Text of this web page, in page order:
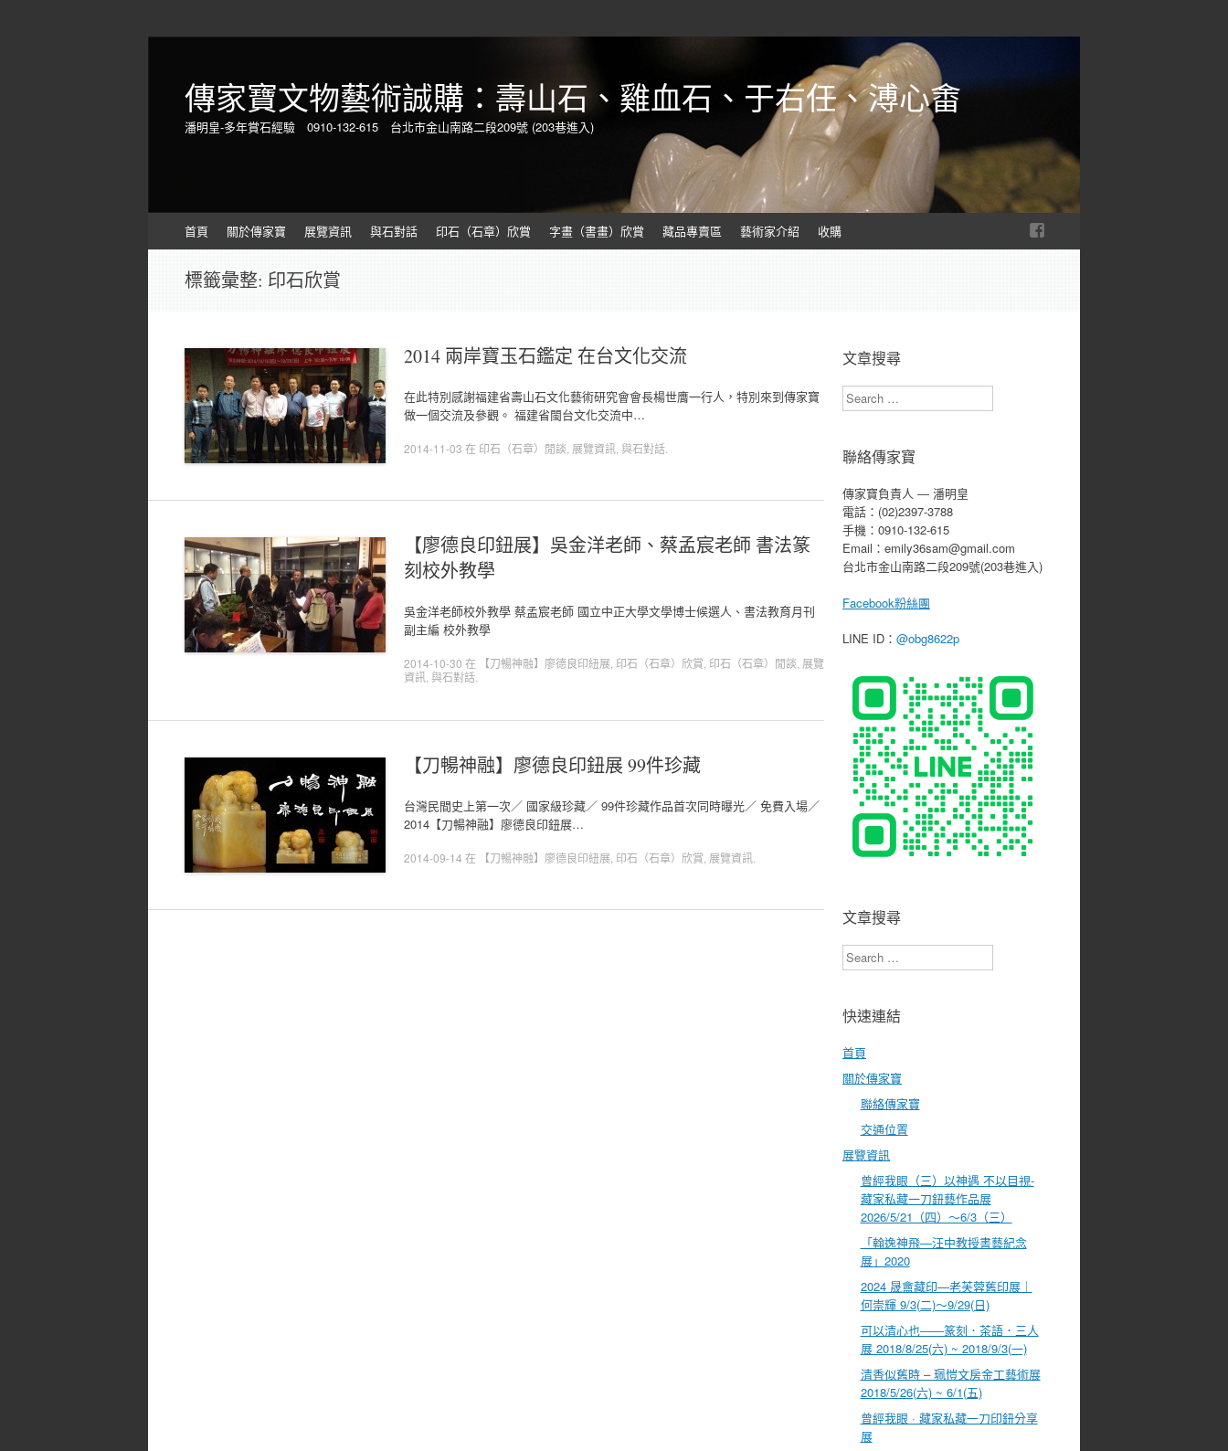
傳家寶文物藝術誠購：壽山石、雞血石、于右任、溥心畬
潘明皇-多年賞石經驗 0910-132-615 台北市金山南路二段209號 (203巷進入)
to
content
首頁 關於傳家寶 展覽資訊 與石對話 印石（石章）欣賞 字畫（書畫）欣賞 藏品專賣區 藝術家介紹 收購
標籤彙整: 印石欣賞
2014 兩岸寶玉石鑑定 在台文化交流
在此特別感謝福建省壽山石文化藝術研究會會長楊世膺一行人，特別來到傳家寶
做一個交流及參觀。 福建省閩台文化交流中…
2014-11-03 在 印石（石章）閒談 展覽資訊 與石對話
【廖德良印鈕展】吳金洋老師、蔡孟宸老師 書法篆
刻校外教學
吳金洋老師校外教學 蔡孟宸老師 國立中正大學文學博士候選人、書法教育月刊
副主編 校外教學
2014-10-30 在 【刀暢神融】廖德良印紐展 印石（石章）欣賞 印石（石章）閒談 展覽
資訊 與石對話
【刀暢神融】廖德良印鈕展 99件珍藏
台灣民間史上第一次／ 國家級珍藏／ 99件珍藏作品首次同時曝光／ 免費入場／
2014【刀暢神融】廖德良印鈕展…
2014-09-14 在 【刀暢神融】廖德良印紐展 印石（石章）欣賞 展覽資訊
文章搜尋
Search
聯絡傳家寶
傳家寶負責人 ― 潘明皇
電話：(02)2397-3788
手機：0910-132-615
Email：emily36sam@gmail.com
台北市金山南路二段209號(203巷進入)
Facebook粉絲團
LINE ID： @obg8622p
文章搜尋
Search
快速連結
首頁
關於傳家寶
聯絡傳家寶
交通位置
展覽資訊
曾經我眼（三）以神遇 不以目視-
藏家私藏一刀鈕藝作品展
2026/5/21（四）～6/3（三）
「翰逸神飛—汪中教授書藝紀念
展」2020
2024 晟盦藏印—老芙蓉舊印展｜
何崇輝 9/3(二)～9/29(日)
可以清心也――篆刻．茶語．三人
展 2018/8/25(六) ~ 2018/9/3(一)
清香似舊時 – 珮愷文房金工藝術展
2018/5/26(六) ~ 6/1(五)
曾經我眼 · 藏家私藏一刀印鈕分享
展